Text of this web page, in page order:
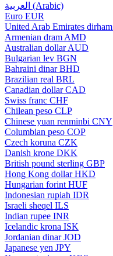
العربية (Arabic)
Euro EUR
United Arab Emirates dirham
Armenian dram AMD
Australian dollar AUD
Bulgarian lev BGN
Bahraini dinar BHD
Brazilian real BRL
Canadian dollar CAD
Swiss franc CHF
Chilean peso CLP
Chinese yuan renminbi CNY
Columbian peso COP
Czech koruna CZK
Danish krone DKK
British pound sterling GBP
Hong Kong dollar HKD
Hungarian forint HUF
Indonesian rupiah IDR
Israeli sheqel ILS
Indian rupee INR
Icelandic krona ISK
Jordanian dinar JOD
Japanese yen JPY